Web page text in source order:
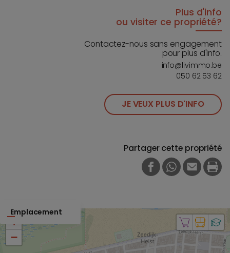
Plus d'info
ou visiter ce propriété?
Contactez-nous sans engagement
pour plus d'info.
info@livimmo.be
050 62 53 62
JE VEUX PLUS D'INFO
Partager cette propriété
FACEBOOK
WHATSAPP
E-MAIL
Emplacement
+
−